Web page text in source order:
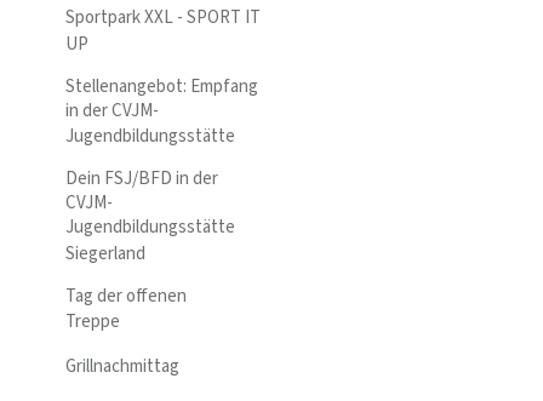
Sportpark XXL - SPORT IT
UP
Stellenangebot: Empfang
in der CVJM-
Jugendbildungsstätte
Dein FSJ/BFD in der
CVJM-
Jugendbildungsstätte
Siegerland
Tag der offenen
Treppe
Grillnachmittag